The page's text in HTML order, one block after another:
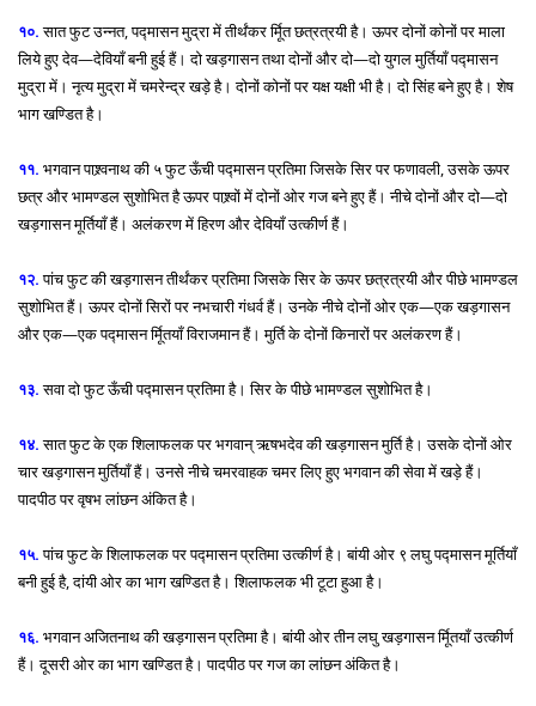
१०. सात फुट उन्नत, पद्मासन मुद्रा में तीर्थंकर र्मूित छत्रत्रयी है। ऊपर दोनों कोनों पर माला
लिये हुए देव—देवियाँ बनी हुई हैं। दो खड़गासन तथा दोनों और दो—दो युगल मुर्तियाँ पद्मासन
मुद्रा में। नृत्य मुद्रा में चमरेन्द्र खड़े है। दोनों कोनों पर यक्ष यक्षी भी है। दो सिंह बने हुए है। शेष
भाग खण्डित है।
११. भगवान पाश्र्वनाथ की ५ फुट ऊँची पद्मासन प्रतिमा जिसके सिर पर फणावली, उसके ऊपर
छत्र और भामण्डल सुशोभित है ऊपर पाश्र्वों में दोनों ओर गज बने हुए हैं। नीचे दोनों और दो—दो
खड़गासन मूर्तियाँ हैं। अलंकरण में हिरण और देवियाँ उत्कीर्ण हैं।
१२. पांच फुट की खड़गासन तीर्थंकर प्रतिमा जिसके सिर के ऊपर छत्रत्रयी और पीछे भामण्डल
सुशोभित हैं। ऊपर दोनों सिरों पर नभचारी गंधर्व हैं। उनके नीचे दोनों ओर एक—एक खड़गासन
और एक—एक पद्मासन र्मूितयाँ विराजमान हैं। मुर्ति के दोनों किनारों पर अलंकरण हैं।
१३. सवा दो फुट ऊँची पद्मासन प्रतिमा है। सिर के पीछे भामण्डल सुशोभित है।
१४.सात फुट के एक शिलाफलक पर भगवान् ऋषभदेव की खड़गासन मुर्ति है। उसके दोनों ओर
चार खड़गासन मुर्तियाँ हैं। उनसे नीचे चमरवाहक चमर लिए हुए भगवान की सेवा में खड़े हैं।
पादपीठ पर वृषभ लांछन अंकित है।
१५. पांच फुट के शिलाफलक पर पद्मासन प्रतिमा उत्कीर्ण है। बांयी ओर ९ लघु पद्मासन मूर्तियाँ
बनी हुई है, दांयी ओर का भाग खण्डित है। शिलाफलक भी टूटा हुआ है।
१६. भगवान अजितनाथ की खड़गासन प्रतिमा है। बांयी ओर तीन लघु खड़गासन र्मूितयाँ उत्कीर्ण
हैं। दूसरी ओर का भाग खण्डित है। पादपीठ पर गज का लांछन अंकित है।